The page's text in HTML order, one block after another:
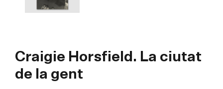
Craigie Horsfield. La ciutat
de la gent